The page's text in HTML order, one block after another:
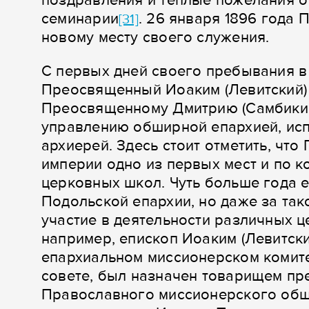
семинарии[31]. 26 января 1896 года
новому месту своего служения.
С первых дней своего пребывания
Преосвященный Иоаким
Преосвященному Дмитрию
управлению обширной епархией,
архиерей. Здесь стоит отметить,
империи одно из первых мест и по
церковных школ. Чуть больше года
Подольской епархии, но даже за
участие в деятельности различных
например, епископ Иоаким
епархиальном миссионерском
совете, был назначен товарищем
Православного миссионерского